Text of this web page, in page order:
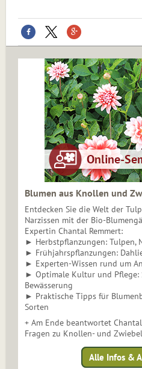
Blumen aus Knollen und
Entdecken Sie die Welt der
Narzissen mit der Bio-
Expertin Chantal Remmert:
► Herbstpflanzungen: Tulpen,
► Frühjahrspflanzungen:
► Experten-Wissen rund um
► Optimale Kultur und Pflege:
Bewässerung
► Praktische Tipps für
Sorten
+ Am Ende beantwortet
Fragen zu Knollen- und
Alle Infos &